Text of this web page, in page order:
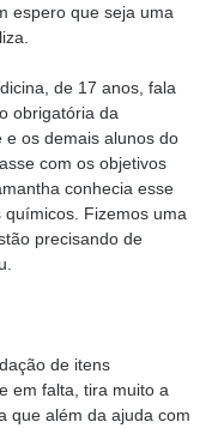
espero que seja uma
de 17 anos, fala
obrigatória da
e os demais alunos do
com os objetivos
conhecia esse
Fizemos uma
precisando de
de itens
em falta, tira muito a
que além da ajuda com